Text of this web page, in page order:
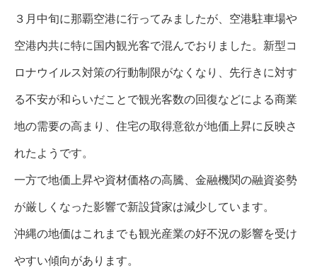
３月中旬に那覇空港に行ってみましたが、空港駐車場や
空港内共に特に国内観光客で混んでおりました。新型コ
ロナウイルス対策の行動制限がなくなり、先行きに対す
る不安が和らいだことで観光客数の回復などによる商業
地の需要の高まり、住宅の取得意欲が地価上昇に反映さ
れたようです。
一方で地価上昇や資材価格の高騰、金融機関の融資姿勢
が厳しくなった影響で新設貸家は減少しています。
沖縄の地価はこれまでも観光産業の好不況の影響を受け
やすい傾向があります。